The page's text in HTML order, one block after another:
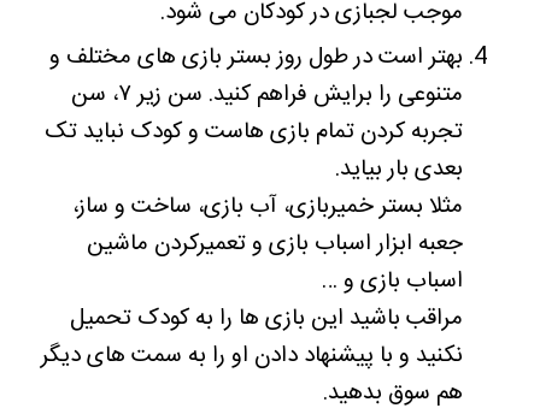
موجب لجبازی در کودکان می شود.
بهتر است در طول روز بستر بازی های مختلف و
متنوعی را برایش فراهم کنید. سن زیر ۷، سن
تجربه کردن تمام بازی هاست و کودک نباید تک
بعدی بار بیاید.
مثلا بستر خمیربازی، آب بازی، ساخت و ساز،
جعبه ابزار اسباب بازی و تعمیرکردن ماشین
اسباب بازی و …
مراقب باشید این بازی ها را به کودک تحمیل
نکنید و با پیشنهاد دادن او را به سمت های دیگر
هم سوق بدهید.